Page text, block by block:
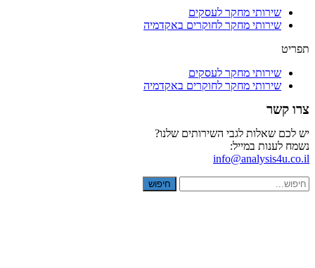
שירותי מחקר לעסקים
שירותי מחקר לחוקרים באקדמיה
תפריט
שירותי מחקר לעסקים
שירותי מחקר לחוקרים באקדמיה
צרו קשר
יש לכם שאלות לגבי השירותים שלנו?
נשמח לענות במייל:
info@analysis4u.co.il
חיפוש